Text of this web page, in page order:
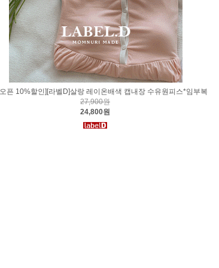
픈 10%할인][라벨D]살랑 레이온배색 캡내장 수유원피스*임부복
27,900원
24,800원